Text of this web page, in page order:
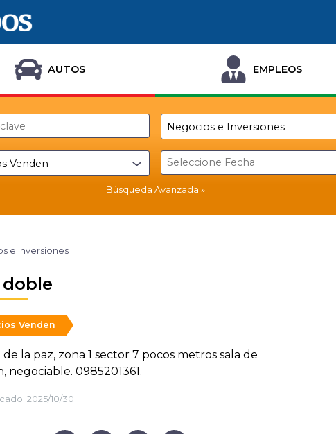
AUTOS EMPLEOS
Búsqueda Avanzada
e Inversiones
Venden
la paz, zona 1 sector 7 pocos metros sala de
negociable. 0985201361.
2025/10/30